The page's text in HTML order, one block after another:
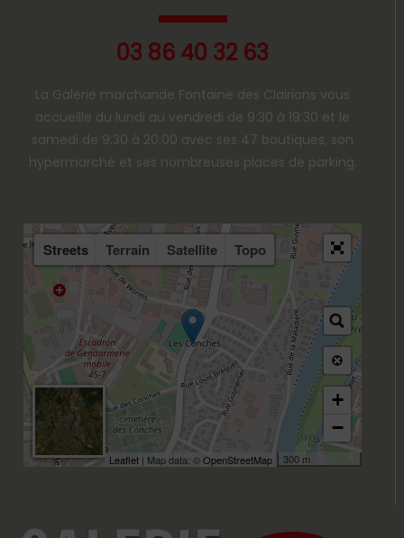
03 86 40 32 63
La Galerie marchande Fontaine des Clairions vous
accueille du lundi au vendredi de 9:30 à 19:30 et le
samedi de 9:30 à 20:00 avec ses 47 boutiques, son
hypermarché et ses nombreuses places de parking.
Streets Terrain Satellite Topo
+
−
300 m
Leaflet | Map data: ©OpenStreetMap